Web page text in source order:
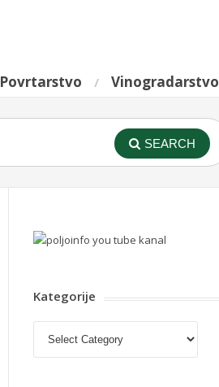
Povrtarstvo Vinogradarstvo
SEARCH
Kategorije